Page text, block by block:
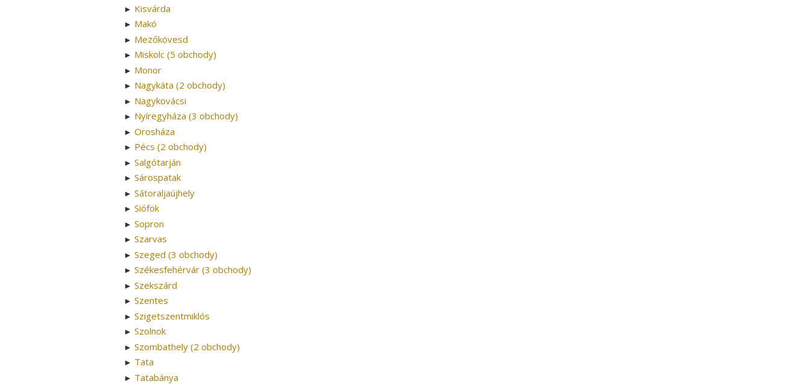
► Kisvárda
► Makó
► Mezőkövesd
► Miskolc (5 obchody)
► Monor
► Nagykáta (2 obchody)
► Nagykovácsi
► Nyíregyháza (3 obchody)
► Orosháza
► Pécs (2 obchody)
► Salgótarján
► Sárospatak
► Sátoraljaújhely
► Siófok
► Sopron
► Szarvas
► Szeged (3 obchody)
► Székesfehérvár (3 obchody)
► Szekszárd
► Szentes
► Szigetszentmiklós
► Szolnok
► Szombathely (2 obchody)
► Tata
► Tatabánya